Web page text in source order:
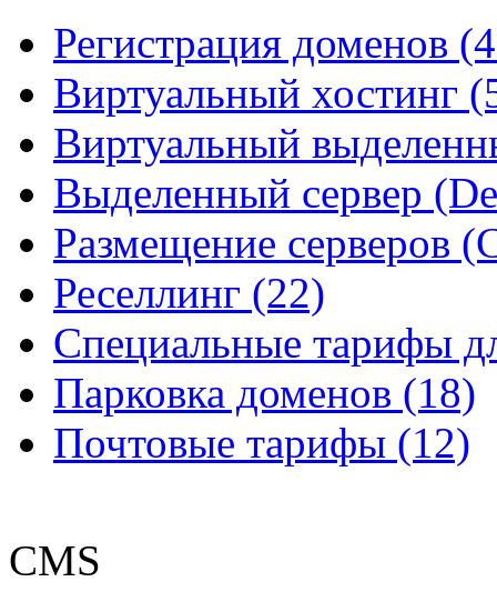
Регистрация доменов
Виртуальный хостинг
Виртуальный
Выделенный сервер
Размещение серверов
Реселлинг (22)
Специальные тарифы
Парковка доменов (18)
Почтовые тарифы (12)
CMS